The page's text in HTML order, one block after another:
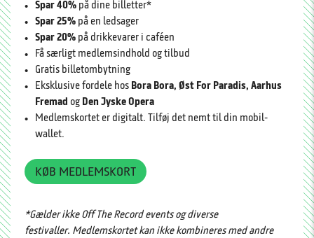
Spar 40% på dine billetter*
Spar 25% på en ledsager
Spar 20% på drikkevarer i caféen
Få særligt medlemsindhold og tilbud
Gratis billetombytning
Eksklusive fordele hos Bora Bora, Øst For Paradis, Aarhus
Fremad og Den Jyske Opera
Medlemskortet er digitalt. Tilføj det nemt til din mobil-
wallet.
KØB MEDLEMSKORT
*Gælder ikke Off The Record events og diverse
festivaller. Medlemskortet kan ikke kombineres med andre